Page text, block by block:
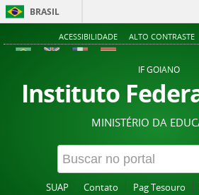
BRASIL
ACESSIBILIDADE ALTO CONTRASTE
IF GOIANO
Instituto
MINISTÉRIO DA
SUAP Contato Pag Tesouro